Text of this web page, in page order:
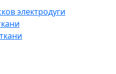
электродуги